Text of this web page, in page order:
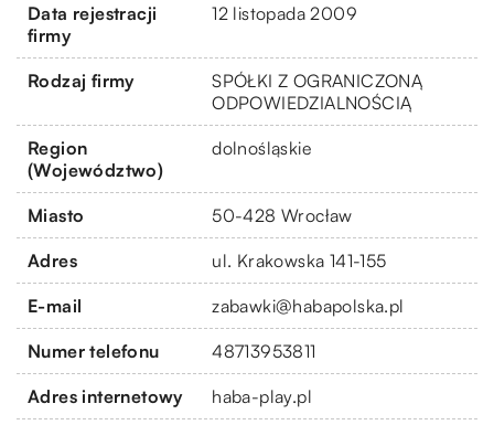
Data rejestracji
firmy
12 listopada 2009
Rodzaj firmy
SPÓŁKI Z OGRANICZONĄ
ODPOWIEDZIALNOŚCIĄ
Region
(Województwo)
dolnośląskie
Miasto 50-428 Wrocław
Adres ul. Krakowska 141-155
E-mail zabawki@habapolska.pl
Numer telefonu 48713953811
Adres internetowy haba-play.pl